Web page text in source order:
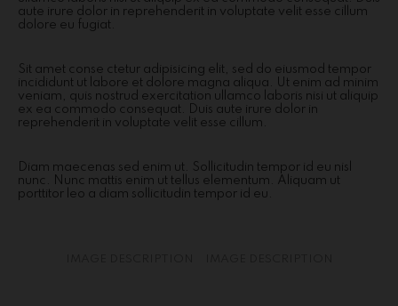
aute irure dolor in reprehenderit in voluptate velit esse cillum
dolore eu fugiat.
Sit amet conse ctetur adipisicing elit, sed do eiusmod tempor
incididunt ut labore et dolore magna aliqua. Ut enim ad minim
veniam, quis nostrud exercitation ullamco laboris nisi ut aliquip
ex ea commodo consequat. Duis aute irure dolor in
reprehenderit in voluptate velit esse cillum.
Diam maecenas sed enim ut. Sollicitudin tempor id eu nisl
nunc. Nunc mattis enim ut tellus elementum. Aliquam ut
porttitor leo a diam sollicitudin tempor id eu.